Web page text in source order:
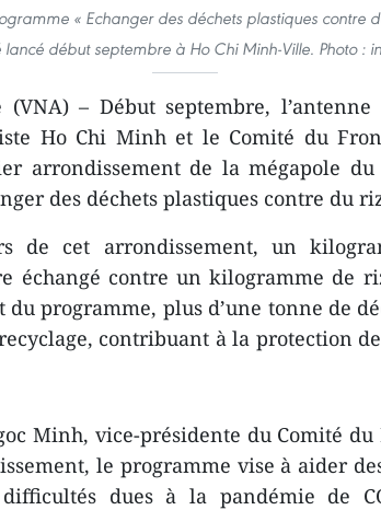
« Echanger des déchets plastiques contre
lancé début septembre à Ho Chi Minh-Ville. Photo :
– Début septembre,
Ho Chi Minh et le Comité du
arrondissement de la mégapole
des déchets plastiques contre du
de cet arrondissement, un
échangé contre un kilogramme de
programme, plus d’une tonne de
contribuant à la protection
Minh, vice-présidente du Comité
le programme vise à aider
dues à la pandémie de